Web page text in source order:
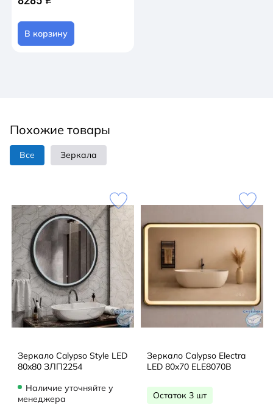
В корзину
Похожие товары
Все Зеркала
Зеркало Calypso Style LED
80x80 ЗЛП2254
Наличие уточняйте у
менеджера
Зеркало Calypso Electra
LED 80x70 ELE8070B
Остаток 3 шт